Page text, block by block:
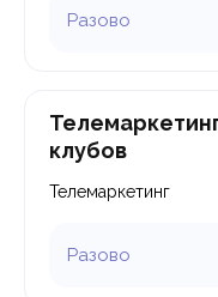
клубов
Телемаркетинг